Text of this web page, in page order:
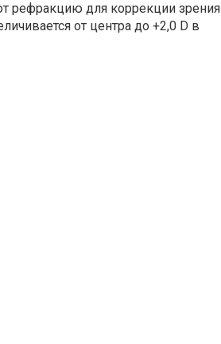
рефракцию для коррекции зрения
от центра до +2,0 D в